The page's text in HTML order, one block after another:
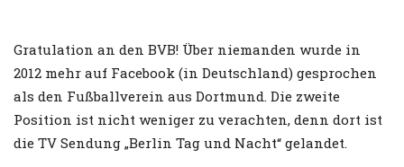
Gratulation an den BVB! Über niemanden wurde in
2012 mehr auf Facebook (in Deutschland) gesprochen
als den Fußballverein aus Dortmund. Die zweite
Position ist nicht weniger zu verachten, denn dort ist
die TV Sendung „Berlin Tag und Nacht“ gelandet.